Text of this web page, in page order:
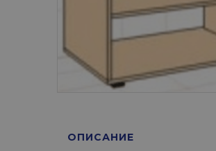
ОПИСАНИЕ